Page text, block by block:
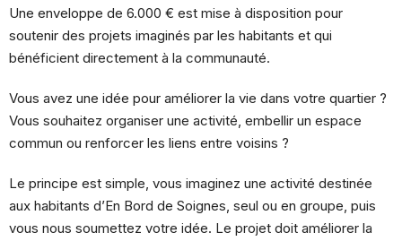
Une enveloppe de 6.000 € est mise à disposition pour
soutenir des projets imaginés par les habitants et qui
bénéficient directement à la communauté.
Vous avez une idée pour améliorer la vie dans votre quartier ?
Vous souhaitez organiser une activité, embellir un espace
commun ou renforcer les liens entre voisins ?
Le principe est simple, vous imaginez une activité destinée
aux habitants d’En Bord de Soignes, seul ou en groupe, puis
vous nous soumettez votre idée. Le projet doit améliorer la